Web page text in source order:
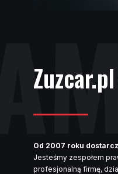
Od 2007 roku
Jesteśmy zespołem
profesjonalną firmę,